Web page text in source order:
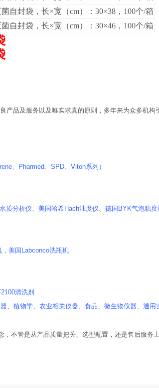
自封袋，长×宽（cm）：30×38，100个/箱
自封袋，长×宽（cm）：30×46，100个/箱
产品及服务以及唯实求真的原则，多年来为众多机
、Pharmed、SPD、Viton系列）
质分析仪、美国哈希Hach浊度仪、德国BYK气泡粘
美国Labconco洗瓶机
清洗剂
、植物学、农业相关仪器、食品、微生物仪器、通
，不管是从产品质量把关、选型配置，还是售后服务